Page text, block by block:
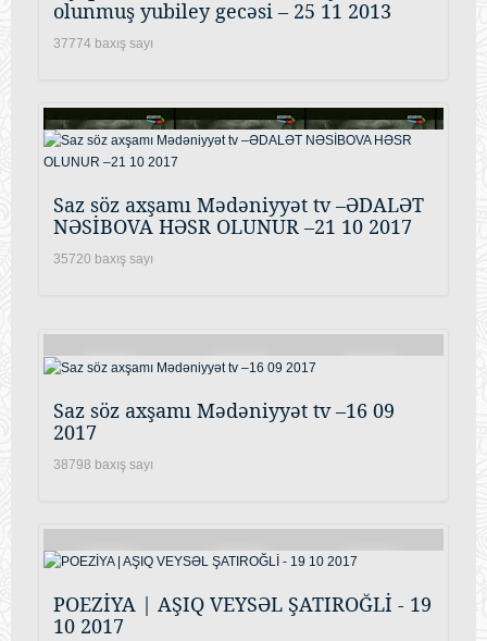
olunmuş yubiley gecəsi – 25 11 2013
37774 baxış sayı
Saz söz axşamı Mədəniyyət tv –ƏDALƏT
NƏSİBOVA HƏSR OLUNUR –21 10 2017
35720 baxış sayı
Saz söz axşamı Mədəniyyət tv –16 09
2017
38798 baxış sayı
POEZİYA | AŞIQ VEYSƏL ŞATIROĞLİ - 19
10 2017